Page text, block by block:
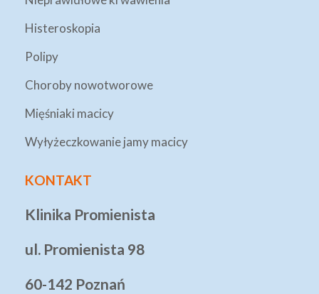
Histeroskopia
Polipy
Choroby nowotworowe
Mięśniaki macicy
Wyłyżeczkowanie jamy macicy
KONTAKT
Klinika Promienista
ul. Promienista 98
60-142 Poznań